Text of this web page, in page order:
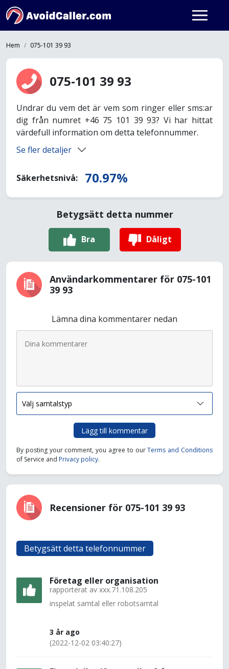
Hem 075-101 39 93
075-101 39 93
Undrar du vem det är vem som ringer eller sms:ar
dig från numret +46 75 101 39 93? Vi har hittat
värdefull information om detta telefonnummer.
Se fler detaljer
Säkerhetsnivå: 70.97%
Betygsätt detta nummer
Bra Dåligt
Användarkommentarer för 075-101
39 93
Lämna dina kommentarer nedan
Lägg till kommentar
By posting your comment, you agree to ourTerms and Conditions
of Service and Privacy policy.
Recensioner för 075-101 39 93
Betygsätt detta telefonnummer
Företag eller organisation
rapporterat av xxx.71.108.205
inspelat samtal eller robotsamtal
3 år ago
(2022-12-02 03:40:27)